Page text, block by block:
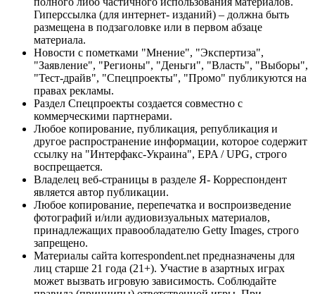
Гиперссылка (для интернет- изданий) – должна быть
размещена в подзаголовке или в первом абзаце
материала.
Новости с пометками "Мнение", "Экспертиза",
"Заявление", "Регионы", "Деньги", "Власть", "Выборы",
"Тест-драйв", "Спецпроекты", "Промо" публикуются на
правах рекламы.
Раздел Спецпроекты создается совместно с
коммерческими партнерами.
Любое копирование, публикация, републикация и
другое распространение информации, которое содержит
ссылку на "Интерфакс-Украина", EPA / UPG, строго
воспрещается.
Владелец веб-страницы в разделе Я- Корреспондент
является автор публикации.
Любое копирование, перепечатка и воспроизведение
фотографий и/или аудиовизуальных материалов,
принадлежащих правообладателю Getty Images, строго
запрещено.
Материалы сайта korrespondent.net предназначены для
лиц старше 21 года (21+). Участие в азартных играх
может вызвать игровую зависимость. Соблюдайте